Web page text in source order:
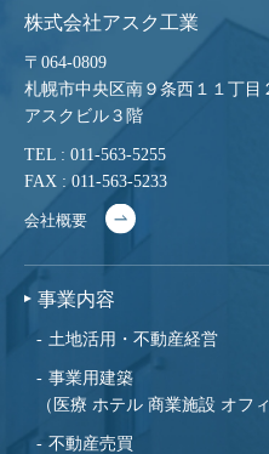
株式会社アスク工業
〒064-0809
札幌市中央区南９条西１１丁目
アスクビル３階
TEL : 011-563-5255
FAX : 011-563-5233
会社概要
事業内容
土地活用・不動産経営
事業用建築
（医療 ホテル 商業施設 オフィ
不動産売買